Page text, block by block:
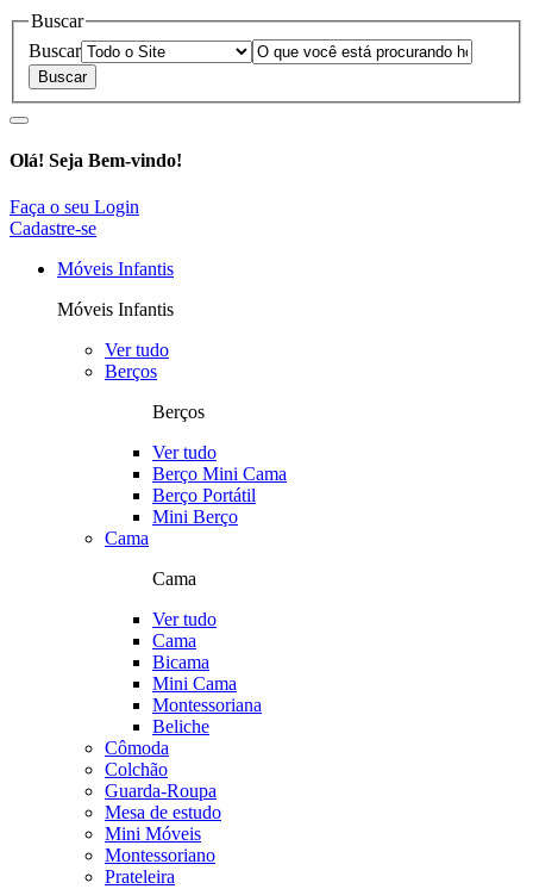
Buscar
Buscar
Olá! Seja Bem-vindo!
Faça o seu Login
Cadastre-se
Móveis Infantis
Móveis Infantis
Ver tudo
Berços
Berços
Ver tudo
Berço Mini Cama
Berço Portátil
Mini Berço
Cama
Cama
Ver tudo
Cama
Bicama
Mini Cama
Montessoriana
Beliche
Cômoda
Colchão
Guarda-Roupa
Mesa de estudo
Mini Móveis
Montessoriano
Prateleira